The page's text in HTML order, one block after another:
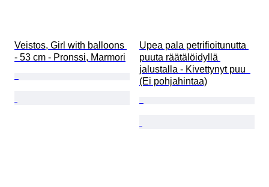
Veistos, Girl with balloons
- 53 cm - Pronssi, Marmori
Upea pala petrifioitunutta
puuta räätälöidyllä
jalustalla - Kivettynyt puu
(Ei pohjahintaa)